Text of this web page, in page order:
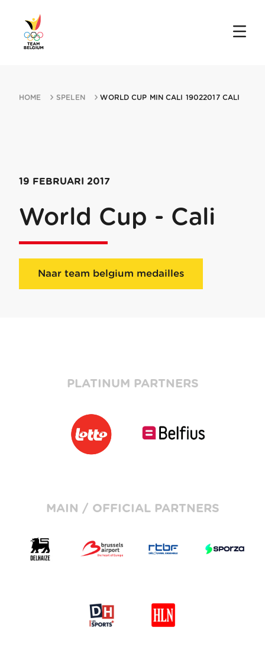
HOME SPELEN WORLD CUP MIN CALI 19022017 CALI
19 FEBRUARI 2017
World Cup - Cali
Naar team belgium medailles
PLATINUM PARTNERS
MAIN / OFFICIAL PARTNERS